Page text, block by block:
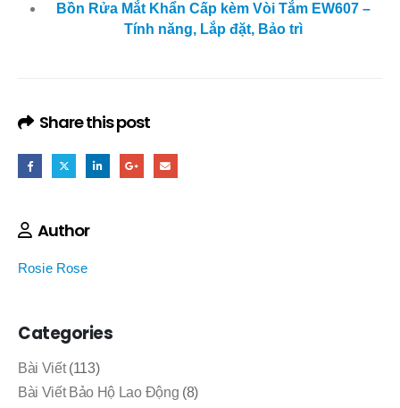
Bồn Rửa Mắt Khẩn Cấp kèm Vòi Tắm EW607 –
Tính năng, Lắp đặt, Bảo trì
Share this post
Author
Rosie Rose
Categories
Bài Viết(113)
Bài Viết Bảo Hộ Lao Động (8)